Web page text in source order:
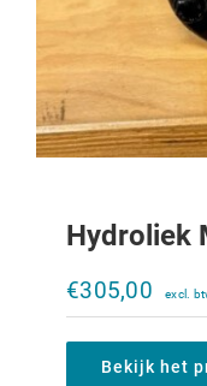
Hydroliek
€305,00
Bekijk het